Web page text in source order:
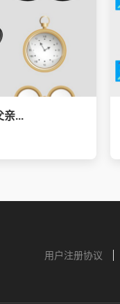
亲...
用户注册协议